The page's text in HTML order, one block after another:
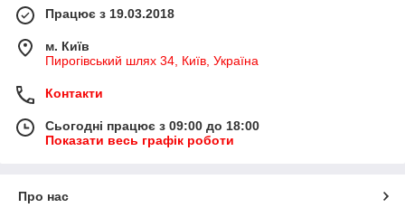
Працює з 19.03.2018
м. Київ
Пирогівський шлях 34, Київ, Україна
Контакти
Сьогодні працює з 09:00 до 18:00
Показати весь графік роботи
Про нас